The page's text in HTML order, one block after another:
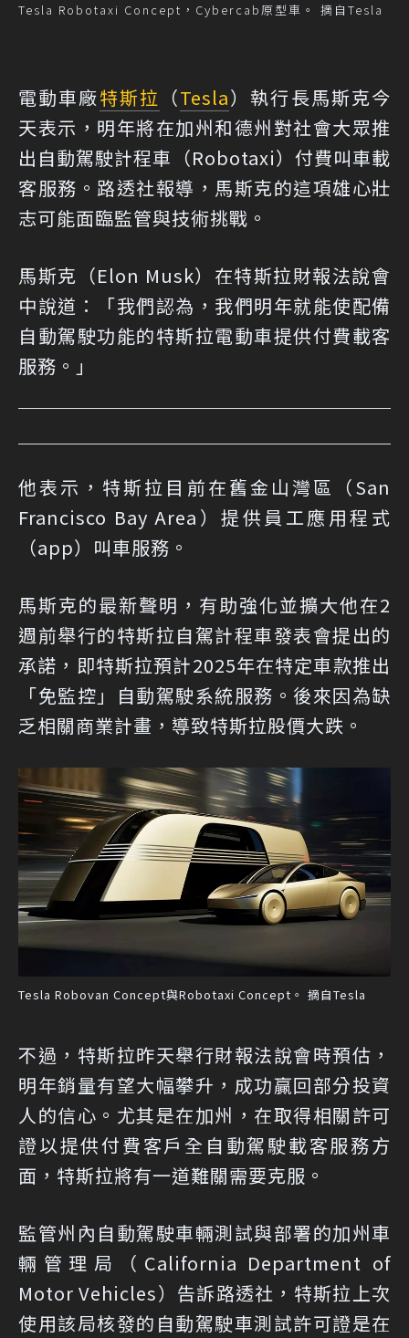
Tesla Robotaxi Concept，Cybercab原型車。 摘自Tesla
電動車廠特斯拉 （Tesla）執行長馬斯克今
天表示，明年將在加州和德州對社會大眾推
出自動駕駛計程車（Robotaxi）付費叫車載
客服務。路透社報導，馬斯克的這項雄心壯
志可能面臨監管與技術挑戰。
馬斯克（Elon Musk）在特斯拉財報法說會
中說道：「我們認為，我們明年就能使配備
自動駕駛功能的特斯拉電動車提供付費載客
服務。」
他表示，特斯拉目前在舊金山灣區（San
Francisco Bay Area）提供員工應用程式
（app）叫車服務。
馬斯克的最新聲明，有助強化並擴大他在2
週前舉行的特斯拉自駕計程車發表會提出的
承諾，即特斯拉預計2025年在特定車款推出
「免監控」自動駕駛系統服務。後來因為缺
乏相關商業計畫，導致特斯拉股價大跌。
Tesla Robovan Concept與Robotaxi Concept。 摘自Tesla
不過，特斯拉昨天舉行財報法說會時預估，
明年銷量有望大幅攀升，成功贏回部分投資
人的信心。尤其是在加州，在取得相關許可
證以提供付費客戶全自動駕駛載客服務方
面，特斯拉將有一道難關需要克服。
監管州內自動駕駛車輛測試與部署的加州車
輛管理局（California Department of
Motor Vehicles）告訴路透社，特斯拉上次
使用該局核發的自動駕駛車測試許可證是在